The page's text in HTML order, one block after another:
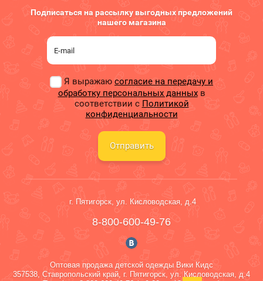
Подписаться на рассылку выгодных предложений
нашего магазина
Я выражаю согласие на передачу и
обработку персональных данныхв
соответствии с Политикой
конфиденциальности
Отправить
г. Пятигорск, ул. Кисловодская, д.4
8-800-600-49-76
Оптовая продажа детской одежды Вики Кидс
357538, Ставропольский край, г. Пятигорск, ул. Кисловодская, д.4